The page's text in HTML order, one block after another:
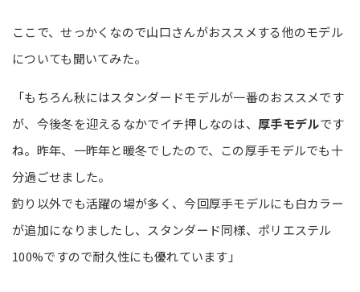
ここで、せっかくなので山口さんがおススメする他のモデル
についても聞いてみた。
「もちろん秋にはスタンダードモデルが一番のおススメです
が、今後冬を迎えるなかでイチ押しなのは、 厚手モデルです
ね。昨年、一昨年と暖冬でしたので、この厚手モデルでも十
分過ごせました。
釣り以外でも活躍の場が多く、今回厚手モデルにも白カラー
が追加になりましたし、スタンダード同様、ポリエステル
100%ですので耐久性にも優れています」